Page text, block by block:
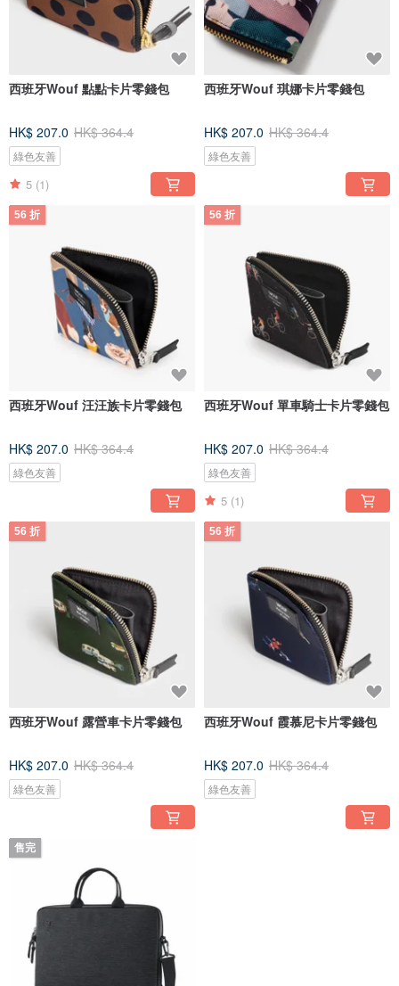
西班牙Wouf 點點卡片零錢包
HK$ 207.0 HK$ 364.4
綠色友善
5 (1)
西班牙Wouf 琪娜卡片零錢包
HK$ 207.0 HK$ 364.4
綠色友善
56 折
西班牙Wouf 汪汪族卡片零錢包
HK$ 207.0 HK$ 364.4
綠色友善
56 折
西班牙Wouf 單車騎士卡片零錢包
HK$ 207.0 HK$ 364.4
綠色友善
5 (1)
56 折
西班牙Wouf 露營車卡片零錢包
HK$ 207.0 HK$ 364.4
綠色友善
56 折
西班牙Wouf 霞慕尼卡片零錢包
HK$ 207.0 HK$ 364.4
綠色友善
售完